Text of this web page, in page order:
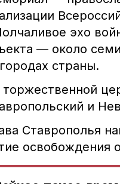
эхо
— около
страны.
торжественной
и
Ставрополья
освобождения